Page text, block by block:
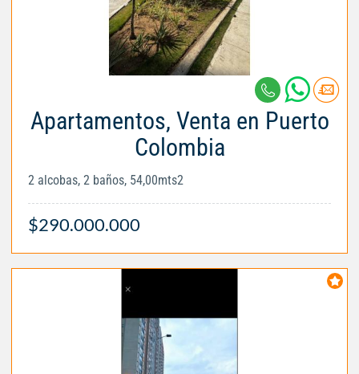
Apartamentos, Venta en Puerto
Colombia
2 alcobas, 2 baños, 54,00mts2
$290.000.000